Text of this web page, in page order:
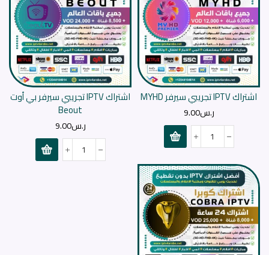
اشتراك IPTV تجريبي سيرفر MYHD
ر.س9.00
اشتراك IPTV تجريبي سيرفر بي أوت
Beout
ر.س9.00